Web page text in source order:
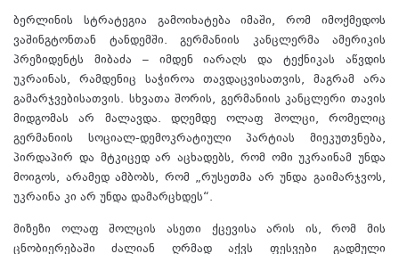
ბერლინის სტრატეგია გამოიხატება იმაში, რომ იმოქმედოს
ვაშინგტონთან ტანდემში. გერმანიის კანცლერმა ამერიკის
პრეზიდენტს მიბაძა – იმდენ იარაღს და ტექნიკას აწვდის
უკრაინას, რამდენიც საჭიროა თავდაცვისათვის, მაგრამ არა
გამარჯვებისათვის. სხვათა შორის, გერმანიის კანცლერი თავის
მიდგომას არ მალავდა. დღემდე ოლაფ შოლცი, რომელიც
გერმანიის სოციალ-დემოკრატიული პარტიას მიეკუთვნება,
პირდაპირ და მტკიცედ არ აცხადებს, რომ ომი უკრაინამ უნდა
მოიგოს, არამედ ამბობს, რომ „რუსეთმა არ უნდა გაიმარჯვოს,
უკრაინა კი არ უნდა დამარცხდეს“.
მიზეზი ოლაფ შოლცის ასეთი ქცევისა არის ის, რომ მის
ცნობიერებაში ძალიან ღრმად აქვს ფესვები გადმული